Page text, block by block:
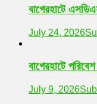
বাগেরহাটে
July 24, 2026
বাগেরহাটে
July 9, 2026